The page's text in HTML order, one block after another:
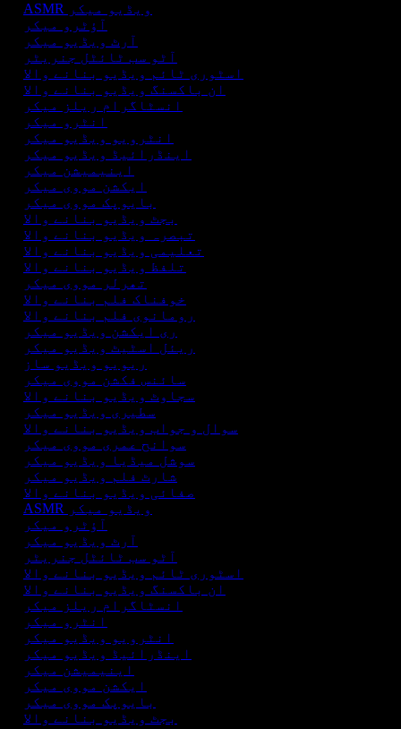
ASMR ویڈیو میکر
آؤٹرو میکر
آرٹ ویڈیو میکر
آٹو سب ٹائٹل جنریٹر
اسٹوری ٹائم ویڈیو بنانے والا
ان باکسنگ ویڈیو بنانے والا
انسٹاگرام ریلز میکر
انٹرو میکر
انٹرویو ویڈیو میکر
اینڈرائیڈ ویڈیو میکر
اینیمیشن میکر
ایکشن مووی میکر
بایوپک مووی میکر
بجٹ ویڈیو بنانے والا
تبصرہ ویڈیو بنانے والا
تعلیمی ویڈیو بنانے والا
تلفظ ویڈیو بنانے والا
تھرلر مووی میکر
خوفناک فلم بنانے والا
رومانوی فلم بنانے والا
ری ایکشن ویڈیو میکر
ریئل اسٹیٹ ویڈیو میکر
ریویو ویڈیو ساز
سائنس فکشن مووی میکر
سجاوٹ ویڈیو بنانے والا
سطیری ویڈیو میکر
سوال و جواب ویڈیو بنانے والا
سوانح عمری مووی میکر
سوشل میڈیا ویڈیو میکر
شارٹ فلم ویڈیو میکر
صفائی ویڈیو بنانے والا
ASMR ویڈیو میکر
آؤٹرو میکر
آرٹ ویڈیو میکر
آٹو سب ٹائٹل جنریٹر
اسٹوری ٹائم ویڈیو بنانے والا
ان باکسنگ ویڈیو بنانے والا
انسٹاگرام ریلز میکر
انٹرو میکر
انٹرویو ویڈیو میکر
اینڈرائیڈ ویڈیو میکر
اینیمیشن میکر
ایکشن مووی میکر
بایوپک مووی میکر
بجٹ ویڈیو بنانے والا